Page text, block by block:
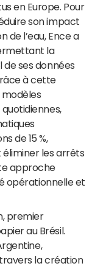
en Europe. Pour
son impact
de l’eau, Ence a
la
ses données
à cette
modèles
de 15 %,
éliminer les arrêts
approche
opérationnelle et
premier
au Brésil.
travers la création